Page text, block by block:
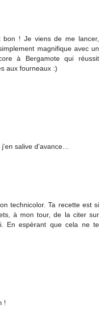
bon ! Je viens de me lancer,
magnifique avec un
à Bergamote qui réussit
aux fourneaux :)
salive d'avance…
technicolor. Ta recette est si
à mon tour, de la citer sur
En espèrant que cela ne te
!